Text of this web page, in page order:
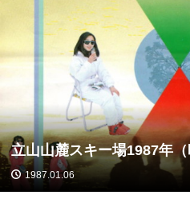
立山山麓スキー場1987年
1987.01.06